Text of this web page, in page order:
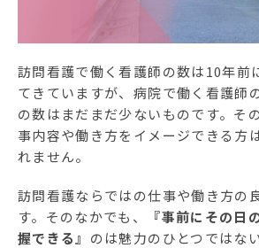
お問合せ
採用情報
訪問看護で働く看護師の数は10年前
てきていますが、病院で働く看護師
の数はまだまだ少ないものです。そ
事内容や働き方をイメージできる方
れません。
訪問看護ならではの仕事や働き方の
す。そのなかでも、
『事前にその日
握できる』 のは魅力のひとつではな